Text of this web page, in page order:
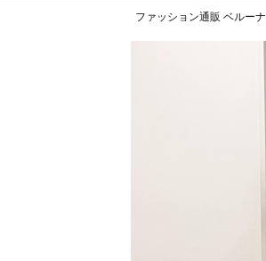
ファッション通販 ベルーナ